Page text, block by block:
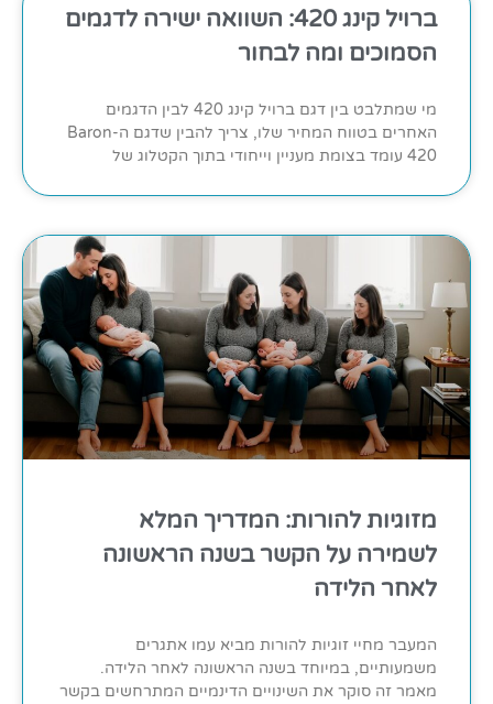
ברויל קינג 420: השוואה ישירה לדגמים
הסמוכים ומה לבחור
מי שמתלבט בין דגם ברויל קינג 420 לבין הדגמים
האחרים בטווח המחיר שלו, צריך להבין שדגם ה-Baron
420 עומד בצומת מעניין וייחודי בתוך הקטלוג של
מזוגיות להורות: המדריך המלא
לשמירה על הקשר בשנה הראשונה
לאחר הלידה
המעבר מחיי זוגיות להורות מביא עמו אתגרים
משמעותיים, במיוחד בשנה הראשונה לאחר הלידה.
מאמר זה סוקר את השינויים הדינמיים המתרחשים בקשר